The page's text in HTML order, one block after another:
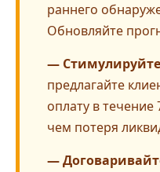
раннего
Обновляйте
—
предлагайте
оплату в течение
чем потеря
—